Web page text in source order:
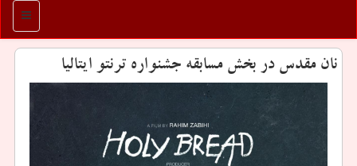
منو
نان مقدس در بخش مسابقه جشنواره ترنتو ایتالیا